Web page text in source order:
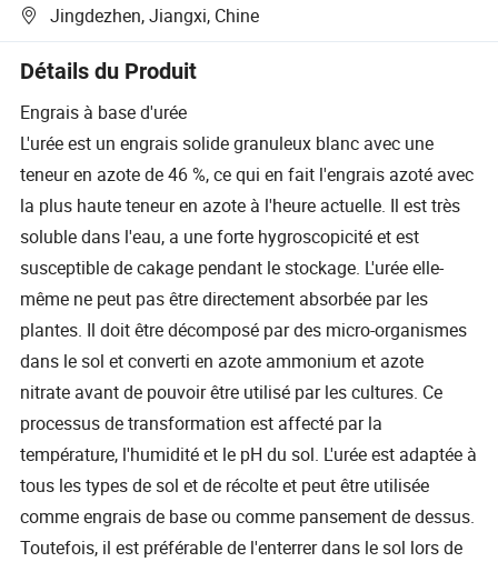
Jingdezhen, Jiangxi, Chine
Détails du Produit
Engrais à base d'urée
L'urée est un engrais solide granuleux blanc avec une
teneur en azote de 46 %, ce qui en fait l'engrais azoté avec
la plus haute teneur en azote à l'heure actuelle. Il est très
soluble dans l'eau, a une forte hygroscopicité et est
susceptible de cakage pendant le stockage. L'urée elle-
même ne peut pas être directement absorbée par les
plantes. Il doit être décomposé par des micro-organismes
dans le sol et converti en azote ammonium et azote
nitrate avant de pouvoir être utilisé par les cultures. Ce
processus de transformation est affecté par la
température, l'humidité et le pH du sol. L'urée est adaptée à
tous les types de sol et de récolte et peut être utilisée
comme engrais de base ou comme pansement de dessus.
Toutefois, il est préférable de l'enterrer dans le sol lors de